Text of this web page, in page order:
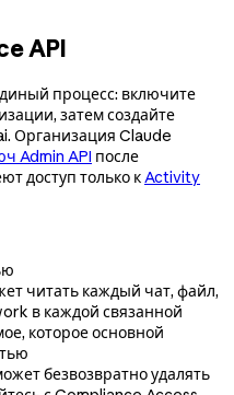
API
процесс: включите
затем создайте
Организация Claude
Admin API после
доступ только к Activity
читать каждый чат, файл,
в каждой связанной
которое основной
безвозвратно удалять